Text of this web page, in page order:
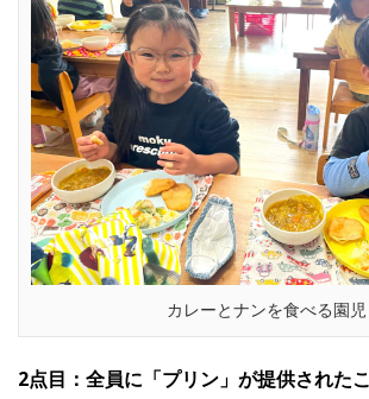
カレーとナンを食べる園児
2点目：全員に「プリン」が提供された